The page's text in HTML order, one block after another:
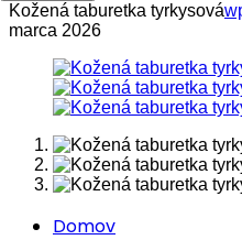
Kožená taburetka tyrkysová
marca 2026
Domov